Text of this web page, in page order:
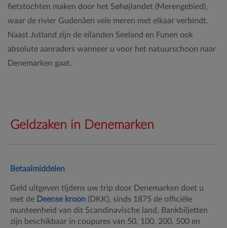
fietstochten maken door het Søhøjlandet (Merengebied),
waar de rivier Gudenåen vele meren met elkaar verbindt.
Naast Jutland zijn de eilanden Seeland en Funen ook
absolute aanraders wanneer u voor het natuurschoon naar
Denemarken gaat.
Geldzaken in Denemarken
Betaalmiddelen
Geld uitgeven tijdens uw trip door Denemarken doet u
met de Deense kroon (DKK), sinds 1875 de officiële
munteenheid van dit Scandinavische land. Bankbiljetten
zijn beschikbaar in coupures van 50, 100, 200, 500 en